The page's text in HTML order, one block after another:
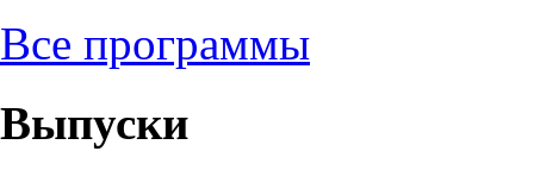
Все программы
Выпуски